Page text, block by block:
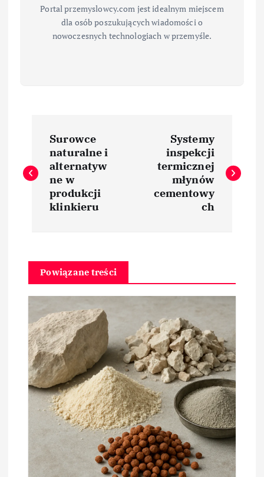
Portal przemyslowcy.com jest idealnym miejscem
dla osób poszukujących wiadomości o
nowoczesnych technologiach w przemyśle.
a
w
c
a
w
Surowce
naturalne i
alternatyw
ne w
produkcji
klinkieru
Systemy
inspekcji
termicznej
młynów
cementowy
ch
Powiązane treści